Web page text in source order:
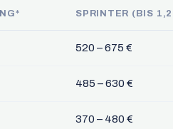
SPRINTER (BIS
520 – 675 €
485 – 630 €
370 – 480 €